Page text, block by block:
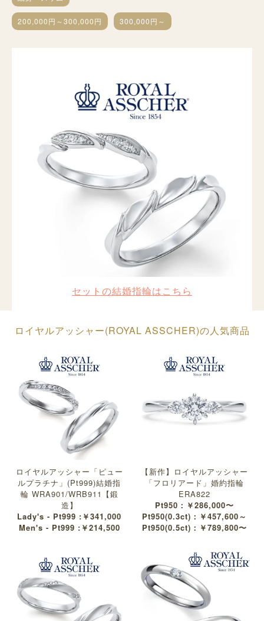
200,000円～300,000円 300,000円～
セットの結婚指輪はこちら
ロイヤルアッシャー(ROYAL ASSCHER)の人気商品
ロイヤルアッシャー「ピュー
ルプラチナ」(Pt999)結婚指
輪 WRA901/WRB911【鍛
造】
Lady's - Pt999 :￥341,000
Men's - Pt999 :￥214,500
【新作】ロイヤルアッシャー
「フロリアード」婚約指輪
ERA822
Pt950：￥286,000〜
Pt950(0.3ct)：￥457,600～
Pt950(0.5ct)：￥789,800〜